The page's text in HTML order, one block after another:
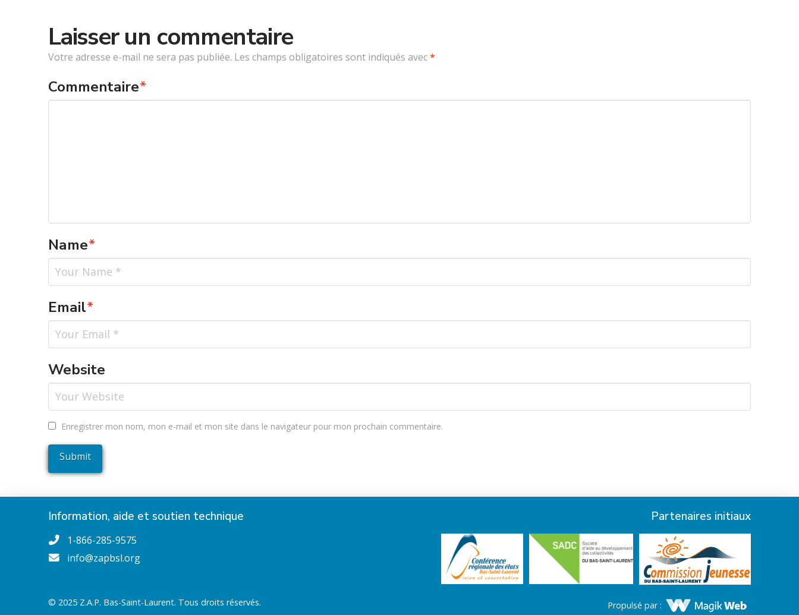
Laisser un commentaire
Votre adresse e-mail ne sera pas publiée. Les champs obligatoires sont indiqués avec*
Commentaire*
Name*
Email*
Website
Enregistrer mon nom, mon e-mail et mon site dans le navigateur pour mon prochain commentaire.
Information, aide et soutien technique
1-866-285-9575
info@zapbsl.org
Partenaires initiaux
© 2025 Z.A.P. Bas-Saint-Laurent. Tous droits réservés. Propulsé par :